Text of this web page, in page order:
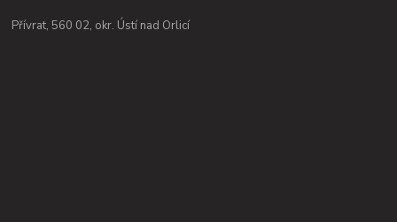
Přívrat, 560 02, okr. Ústí nad Orlicí